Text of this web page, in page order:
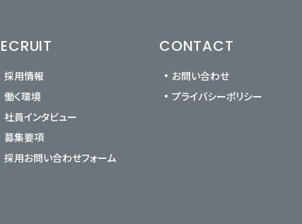
採用情報
働く環境
社員インタビュー
募集要項
採用お問い合わせフォーム
CONTACT
お問い合わせ
プライバシーポリシー